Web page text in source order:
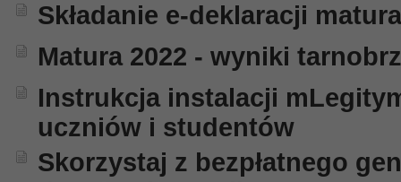
Składanie e-deklaracji
Matura 2022 - wyniki
Instrukcja instalacji
uczniów i studentów
Skorzystaj z bezpłatnego